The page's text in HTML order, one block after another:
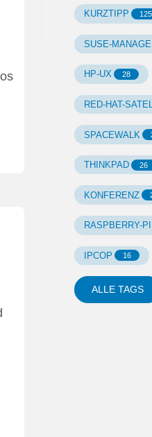
KURZTIPP 125
SUSE-
HP-UX 28
RED-HAT-
SPACEWALK
THINKPAD 26
KONFERENZ
RASPBERRY-PI
IPCOP 16
ALLE TAGS